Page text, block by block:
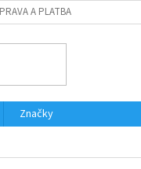
A PLATBA
Značky